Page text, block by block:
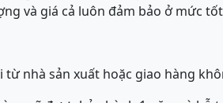
và giá cả luôn đảm bảo ở mức
nhà sản xuất hoặc giao hàng